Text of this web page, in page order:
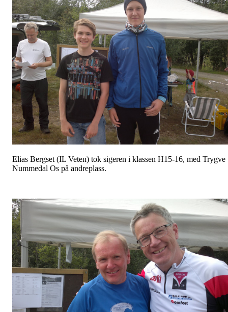
Elias Bergset (IL Veten) tok sigeren i klassen H15-16, med Trygve
Nummedal Os på andreplass.